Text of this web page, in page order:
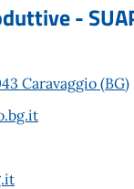
-
Caravaggio (BG)